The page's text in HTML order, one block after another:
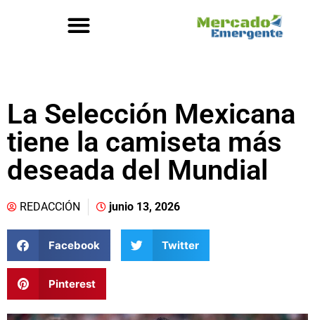
La Selección Mexicana
tiene la camiseta más
deseada del Mundial
REDACCIÓN junio 13, 2026
Facebook Twitter
Pinterest